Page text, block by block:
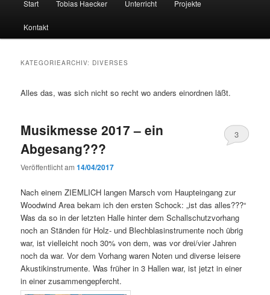
Start Tobias Haecker Unterricht Projekte
Kontakt
KATEGORIEARCHIV: DIVERSES
Alles das, was sich nicht so recht wo anders einordnen läßt.
Musikmesse 2017 – ein
Abgesang???
Veröffentlicht am14/04/2017
3
Nach einem ZIEMLICH langen Marsch vom Haupteingang zur
Woodwind Area bekam ich den ersten Schock: „ist das alles???“
Was da so in der letzten Halle hinter dem Schallschutzvorhang
noch an Ständen für Holz- und Blechblasinstrumente noch übrig
war, ist vielleicht noch 30% von dem, was vor drei/vier Jahren
noch da war. Vor dem Vorhang waren Noten und diverse leisere
Akustikinstrumente. Was früher in 3 Hallen war, ist jetzt in einer
in einer zusammengepfercht.